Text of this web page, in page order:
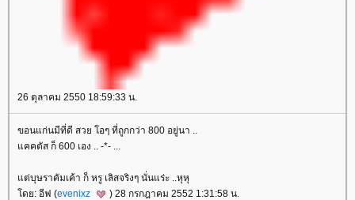
26 ตุลาคม 2550 18:59:33 น.
ขอนแก่นมีที่ดี สวย โอๆ ที่ถูกกว่า 800 อยู่นา ..
คคตัส ก็ 600 เอง .. -*- ...
ต่บุษราคัมเค้า ก็ หรู เลิสจริงๆ นั่นแร่ะ ..หุหุ
ดย: อีฟ (evenixz ) 28 กรกฎาคม 2552 1:31:58 น.